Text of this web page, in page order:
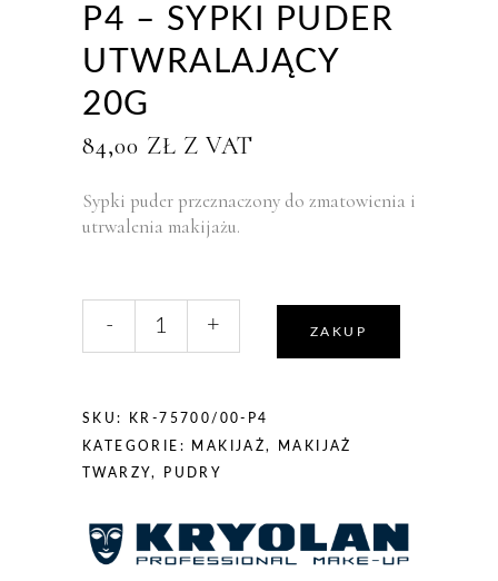
P4 – SYPKI PUDER
UTWRALAJĄCY
20G
84,00 ZŁ Z VAT
Sypki puder przeznaczony do zmatowienia i
utrwalenia makijażu.
Powder
P4
-
utwralający
20g
- + ZAKUP
SKU: KR-75700/00-P4
KATEGORIE: MAKIJAŻ,
MAKIJAŻ
TWARZY, PUDRY